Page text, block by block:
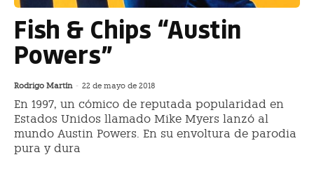
Fish & Chips “Austin
Powers”
Rodrigo Martín - 22 de mayo de 2018
En 1997, un cómico de reputada popularidad en
Estados Unidos llamado Mike Myers lanzó al
mundo Austin Powers. En su envoltura de parodia
pura y dura